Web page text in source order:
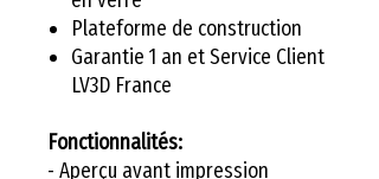
Plateforme de construction
Garantie 1 an et Service Client
LV3D France
Fonctionnalités:
- Aperçu avant impression